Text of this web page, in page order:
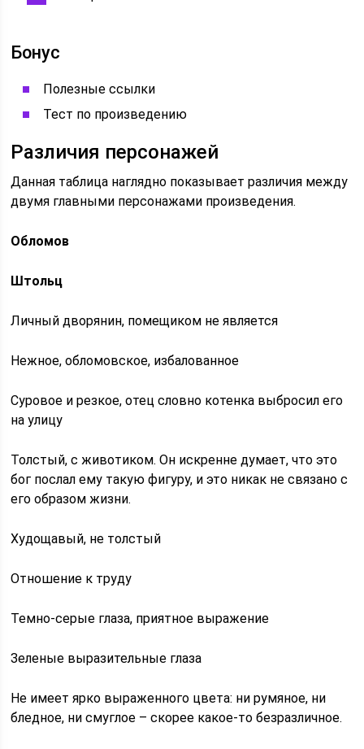
Бонус
Полезные ссылки
Тест по произведению
Различия персонажей
Данная таблица наглядно показывает различия между
двумя главными персонажами произведения.
Обломов
Штольц
Личный дворянин, помещиком не является
Нежное, обломовское, избалованное
Суровое и резкое, отец словно котенка выбросил его
на улицу
Толстый, с животиком. Он искренне думает, что это
бог послал ему такую фигуру, и это никак не связано с
его образом жизни.
Худощавый, не толстый
Отношение к труду
Темно-серые глаза, приятное выражение
Зеленые выразительные глаза
Не имеет ярко выраженного цвета: ни румяное, ни
бледное, ни смуглое – скорее какое-то безразличное.